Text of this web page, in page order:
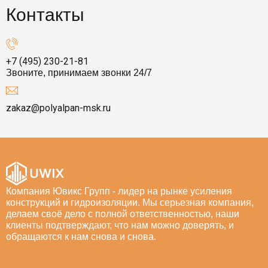
Контакты
+7 (495) 230-21-81
Звоните, принимаем звонки 24/7
zakaz@polyalpan-msk.ru
Компания Ювикс Групп - лидер на рынке усиления
конструкций и гидроизоляции. Мы серьезная компания,
делаем своё дело с полной ответственностью, наши
клиенты подтверждают, что нам можно доверять, и
обращаются к нам снова и снова.